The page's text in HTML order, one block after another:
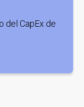
del CapEx de